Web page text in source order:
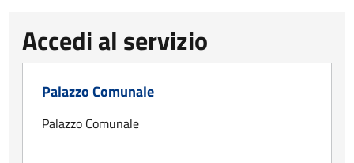
Accedi al servizio
Palazzo Comunale
Palazzo Comunale